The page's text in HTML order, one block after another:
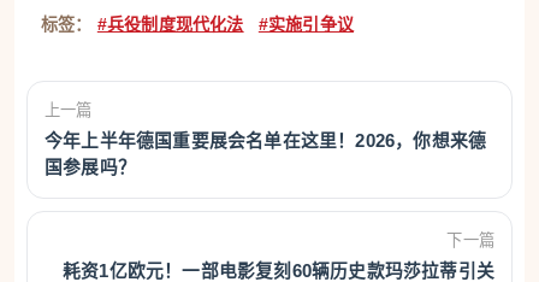
德国基本法（即德国宪法）第4条第3项明文保障
拒服兵役的权利，规定“任何人不得违背其良心，被迫
从事持武器的战争服役”，确保个人信仰与思想自由；
即便在战时状态，个人仍可依法主张因良心拒服兵
役。
标签： #兵役制度现代化法 #实施引争议
上一篇
今年上半年德国重要展会名单在这里！2026，你想来德
国参展吗？
下一篇
耗资1亿欧元！一部电影复刻60辆历史款玛莎拉蒂引关